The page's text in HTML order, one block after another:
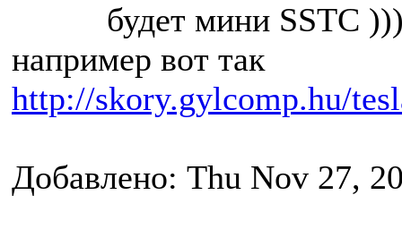
будет мини SSTC
например вот так
http://skory.gylcomp.hu/
Добавлено: Thu Nov 27,